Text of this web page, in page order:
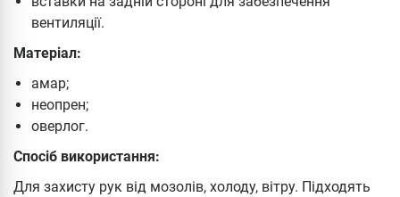
вентиляції.
Матеріал:
амар;
неопрен;
оверлог.
Спосіб використання:
Для захисту рук від мозолів, холоду, вітру. Підходять